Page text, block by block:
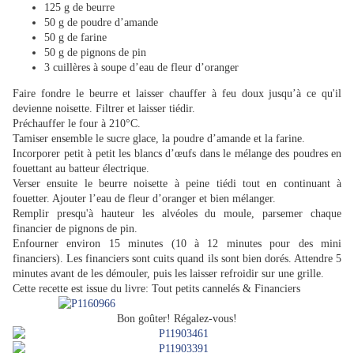
125 g de beurre
50 g de poudre d’amande
50 g de farine
50 g de pignons de pin
3 cuillères à soupe d’eau de fleur d’oranger
Faire fondre le beurre et laisser chauffer à feu doux jusqu’à ce qu'il
devienne noisette. Filtrer et laisser tiédir.
Préchauffer le four à 210°C.
Tamiser ensemble le sucre glace, la poudre d’amande et la farine.
Incorporer petit à petit les blancs d’œufs dans le mélange des poudres en
fouettant au batteur électrique.
Verser ensuite le beurre noisette à peine tiédi tout en continuant à
fouetter. Ajouter l’eau de fleur d’oranger et bien mélanger.
Remplir presqu'à hauteur les alvéoles du moule, parsemer chaque
financier de pignons de pin.
Enfourner environ 15 minutes (10 à 12 minutes pour des mini
financiers). Les financiers sont cuits quand ils sont bien dorés. Attendre 5
minutes avant de les démouler, puis les laisser refroidir sur une grille.
Cette recette est issue du livre: Tout petits cannelés & Financiers
Bon goûter! Régalez-vous!